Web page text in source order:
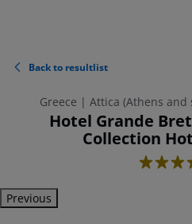
Back to resultlist
Greece | Attica (Athens
Hotel Grande
Collection
5
Previous